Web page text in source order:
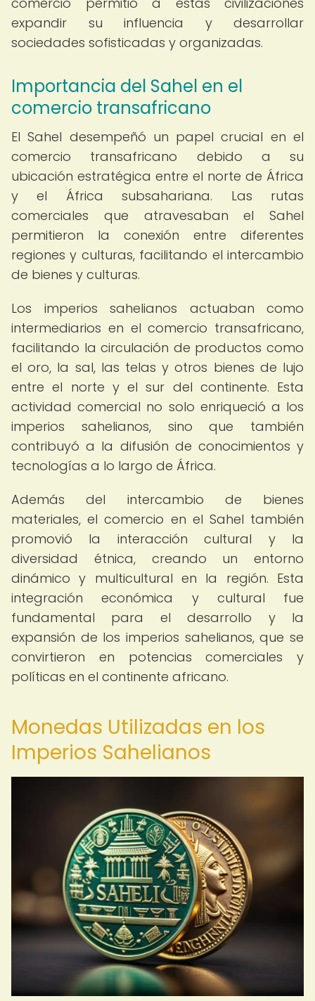
expandir su influencia y desarrollar
sociedades sofisticadas y organizadas.
Importancia del Sahel en el
comercio transafricano
El Sahel desempeñó un papel crucial en el
comercio transafricano debido a su
ubicación estratégica entre el norte de África
y el África subsahariana. Las rutas
comerciales que atravesaban el Sahel
permitieron la conexión entre diferentes
regiones y culturas, facilitando el intercambio
de bienes y culturas.
Los imperios sahelianos actuaban como
intermediarios en el comercio transafricano,
facilitando la circulación de productos como
el oro, la sal, las telas y otros bienes de lujo
entre el norte y el sur del continente. Esta
actividad comercial no solo enriqueció a los
imperios sahelianos, sino que también
contribuyó a la difusión de conocimientos y
tecnologías a lo largo de África.
Además del intercambio de bienes
materiales, el comercio en el Sahel también
promovió la interacción cultural y la
diversidad étnica, creando un entorno
dinámico y multicultural en la región. Esta
integración económica y cultural fue
fundamental para el desarrollo y la
expansión de los imperios sahelianos, que se
convirtieron en potencias comerciales y
políticas en el continente africano.
Monedas Utilizadas en los
Imperios Sahelianos